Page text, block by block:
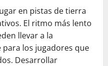
en pistas de tierra
El ritmo más lento
llevar a la
los jugadores que
Desarrollar